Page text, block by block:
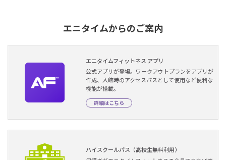
エニタイムからのご案内
エニタイムフィットネス アプリ
公式アプリが登場。ワークアウトプランをアプリが
作成、入館時のアクセスパスとして使用など便利な
機能が搭載。
詳細はこちら
ハイスクールパス（高校生無料利用）